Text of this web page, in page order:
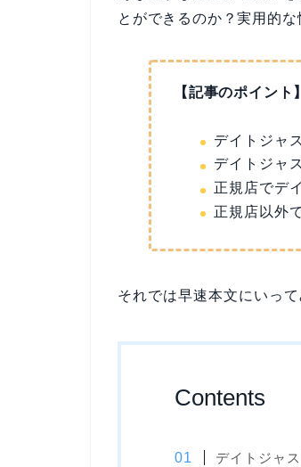
とができるのか？実用的な
【記事のポイント】
デイトジャ
デイトジャ
正規店でデ
正規店以外
それでは早速本文にいって
Contents
デイトジャ